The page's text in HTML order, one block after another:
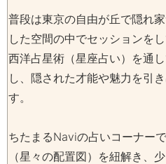
普段は東京の自由が丘で隠れ
した空間の中でセッションをし
西洋占星術（星座占い）を通
し、隠された才能や魅力を引
す。
ちたまるNaviの占いコーナー
（星々の配置図）を紐解き、